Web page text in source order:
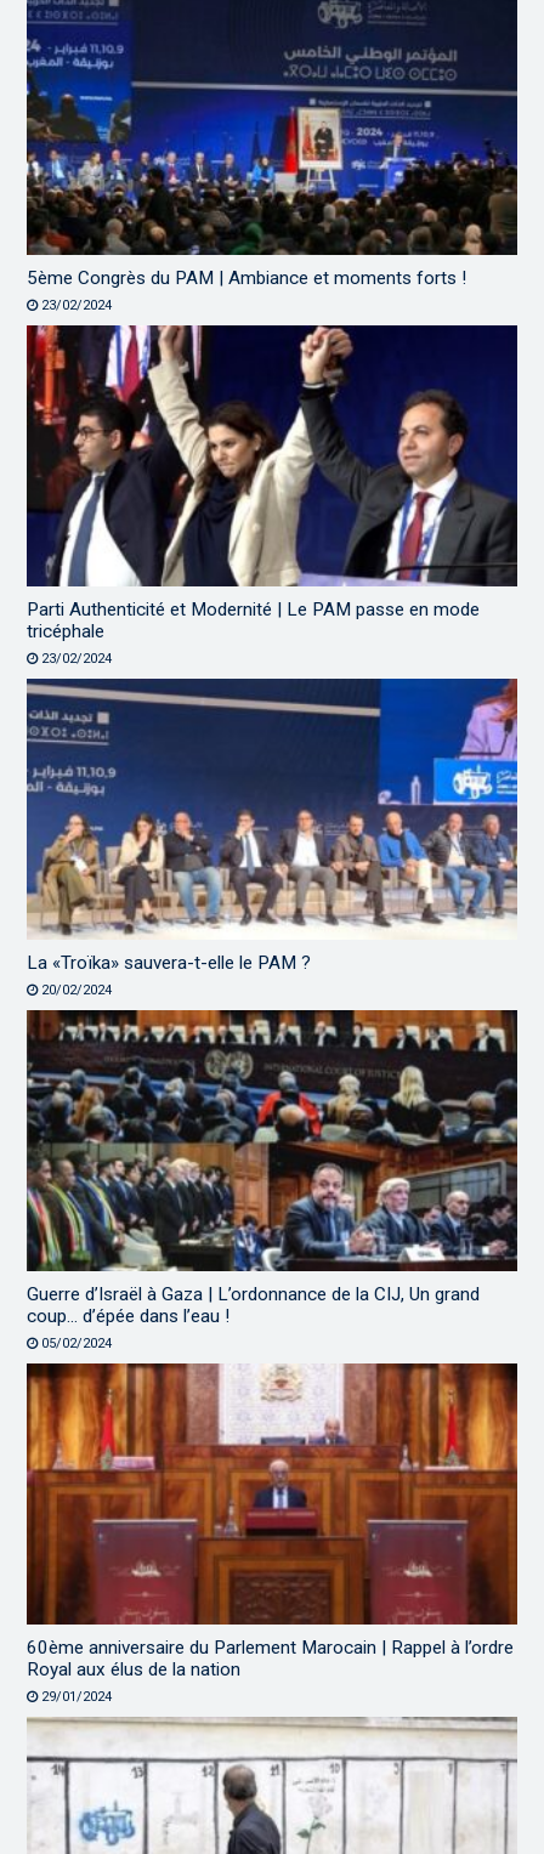
5ème Congrès du PAM | Ambiance et moments forts !
23/02/2024
Parti Authenticité et Modernité | Le PAM passe en mode
tricéphale
23/02/2024
La «Troïka» sauvera-t-elle le PAM ?
20/02/2024
Guerre d’Israël à Gaza | L’ordonnance de la CIJ, Un grand
coup… d’épée dans l’eau !
05/02/2024
60ème anniversaire du Parlement Marocain | Rappel à l’ordre
Royal aux élus de la nation
29/01/2024